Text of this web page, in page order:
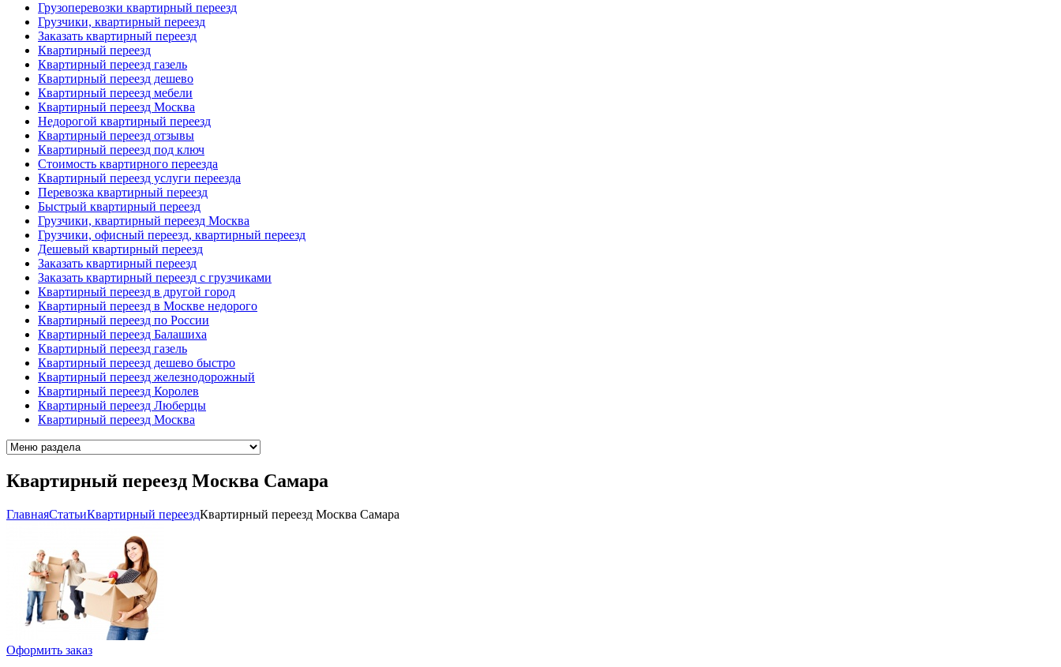
Грузоперевозки квартирный переезд
Грузчики, квартирный переезд
Заказать квартирный переезд
Квартирный переезд
Квартирный переезд газель
Квартирный переезд дешево
Квартирный переезд мебели
Квартирный переезд Москва
Недорогой квартирный переезд
Квартирный переезд отзывы
Квартирный переезд под ключ
Стоимость квартирного переезда
Квартирный переезд услуги переезда
Перевозка квартирный переезд
Быстрый квартирный переезд
Грузчики, квартирный переезд Москва
Грузчики, офисный переезд, квартирный переезд
Дешевый квартирный переезд
Заказать квартирный переезд
Заказать квартирный переезд с грузчиками
Квартирный переезд в другой город
Квартирный переезд в Москве недорого
Квартирный переезд по России
Квартирный переезд Балашиха
Квартирный переезд газель
Квартирный переезд дешево быстро
Квартирный переезд железнодорожный
Квартирный переезд Королев
Квартирный переезд Люберцы
Квартирный переезд Москва
Квартирный переезд Москва Самара
ГлавнаяCтатьиКвартирный переездКвартирный переезд Москва Самара
Оформить заказ